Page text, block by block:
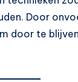
Door
door te